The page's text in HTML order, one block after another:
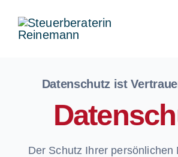
Datenschutz ist
Der Schutz Ihrer persönlichen